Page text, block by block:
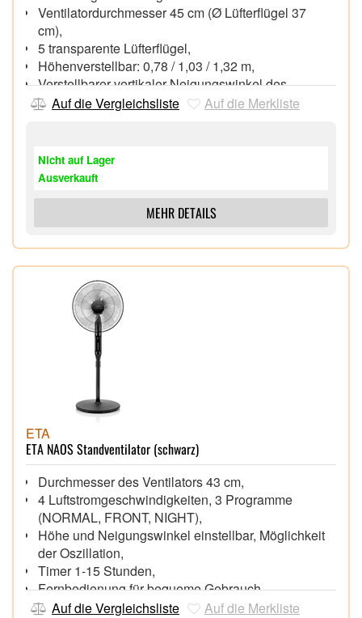
Ventilatordurchmesser 45 cm (Ø Lüfterflügel 37
cm),
5 transparente Lüfterflügel,
Höhenverstellbar: 0,78 / 1,03 / 1,32 m,
Verstellbarer vertikaler Neigungswinkel des
Luftstroms, automatische Oszillation im Bereich von
LED-Display,
Touch-Bedienfeld,
Auf die Vergleichsliste Auf die Merkliste
Nicht auf Lager
Ausverkauft
MEHR DETAILS
ETA
ETA NAOS Standventilator (schwarz)
Durchmesser des Ventilators 43 cm,
4 Luftstromgeschwindigkeiten, 3 Programme
(NORMAL, FRONT, NIGHT),
Höhe und Neigungswinkel einstellbar, Möglichkeit
der Oszillation,
Timer 1-15 Stunden,
Fernbedienung für bequeme Gebrauch,
Modernes und elegantes Design,
Auf die Vergleichsliste Auf die Merkliste